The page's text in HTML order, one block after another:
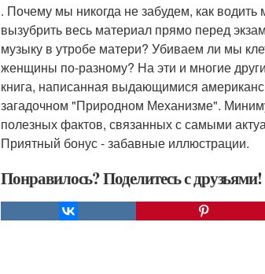
. Почему мы никогда не забудем, как
вызубрить весь материал прямо перед
музыку в утробе матери? Убиваем ли мы
женщины по-разному? На эти и многие
книга, написанная выдающимися
загадочном "Природном Механизме".
полезных фактов, связанных с самыми
Приятный бонус - забавные иллюстрации.
Понравилось? Поделитесь с друзьями!